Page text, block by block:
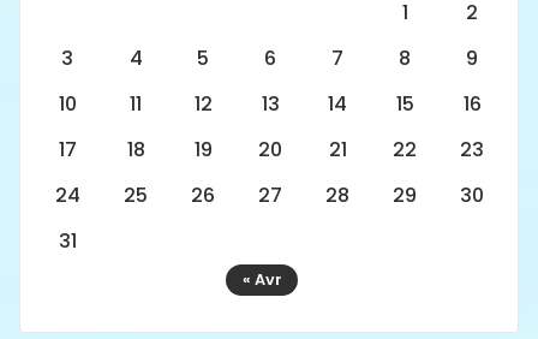
1
2
3
4 5 6 7 8
9
10
11 12 13 14 15
16
17
18 19 20 21 22
23
24
25 26 27 28 29
30
31
« Avr